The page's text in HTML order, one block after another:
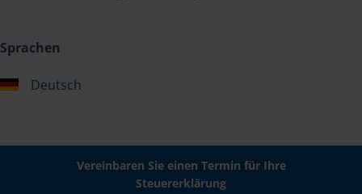
Sprachen
Deutsch
Vereinbaren Sie einen Termin für Ihre
Steuererklärung